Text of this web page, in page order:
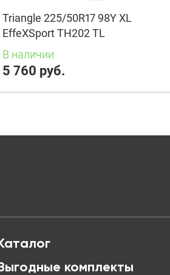
Triangle 225/50R17 98Y XL
EffeXSport TH202 TL
В наличии
5 760 руб.
комплекты